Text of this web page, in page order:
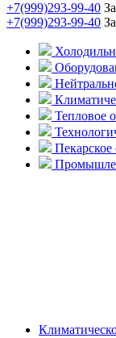
+7(999)293-99-40
+7(999)293-99-40
Тепловое
Пекарское